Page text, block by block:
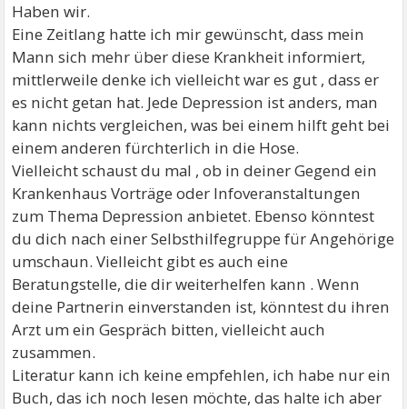
Haben wir.
Eine Zeitlang hatte ich mir gewünscht, dass mein
Mann sich mehr über diese Krankheit informiert,
mittlerweile denke ich vielleicht war es gut , dass er
es nicht getan hat. Jede Depression ist anders, man
kann nichts vergleichen, was bei einem hilft geht bei
einem anderen fürchterlich in die Hose.
Vielleicht schaust du mal , ob in deiner Gegend ein
Krankenhaus Vorträge oder Infoveranstaltungen
zum Thema Depression anbietet. Ebenso könntest
du dich nach einer Selbsthilfegruppe für Angehörige
umschaun. Vielleicht gibt es auch eine
Beratungstelle, die dir weiterhelfen kann . Wenn
deine Partnerin einverstanden ist, könntest du ihren
Arzt um ein Gespräch bitten, vielleicht auch
zusammen.
Literatur kann ich keine empfehlen, ich habe nur ein
Buch, das ich noch lesen möchte, das halte ich aber